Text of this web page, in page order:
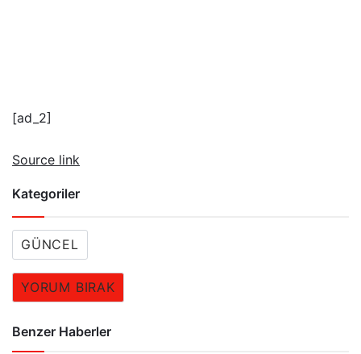
[ad_2]
Source link
Kategoriler
GÜNCEL
YORUM BIRAK
Benzer Haberler